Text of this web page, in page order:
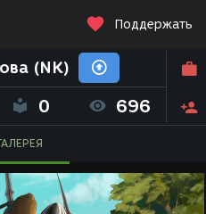
Поддержать
(NK)
0 696